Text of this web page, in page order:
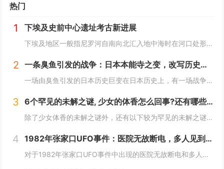
热门
1 下埃及史前中心遗址考古新进展
下埃及地区一般指尼罗河自南向北汇入地中海时在河口处形成的冲积平原地带，即尼罗河三角洲地区，与之相对应的是尼罗河河谷地带的上埃及地区。下埃及水系发达，水网密布，自史前时期就已有人类在此活动。然而，三角洲地区的地下水位较高，不利于地下文物的保存...
2 一条臭鱼引发的战争：日本本能寺之变，改写历史的诡异之战？
一场由臭鱼引发的日本历史巨变在日本历史上，有一场战争因其离奇的起因而备受瞩目，这便是1582年的本能寺之变。这场战争不仅彻底改变了日本的命运，更因其起因——一条臭鱼，而显得尤为诡异。当时，日本正处于战国时代，各大诸侯势力割据一方。而织田信长...
3 6个罕见的未解之谜, 少女的体香怎么回事?还有哪些？
除了少女体香的未解之谜外，还有以下较为罕见的未解之谜：1. **人体自燃现象**：在某些情况下，人体会莫名其妙地起火燃烧，而且火势凶猛，受害者往往在短时间内被严重烧伤甚至死亡。这种现象极其罕见且令人费解，因为人体本身通常不具备自燃的条件。一...
4 1982年张家口UFO事件：医院无故断电，多人见到奇怪的光，这事你怎么看？
对于1982年张家口UFO事件中出现的医院无故断电和多人见到奇怪的光这一现象，可以从以下几个角度来分析：1. **自然现象或天文现象误认的可能性**：- **大气光学现象**：自然界中存在着多种大气光学现象，如球状闪电、极光、海市蜃楼等。在...